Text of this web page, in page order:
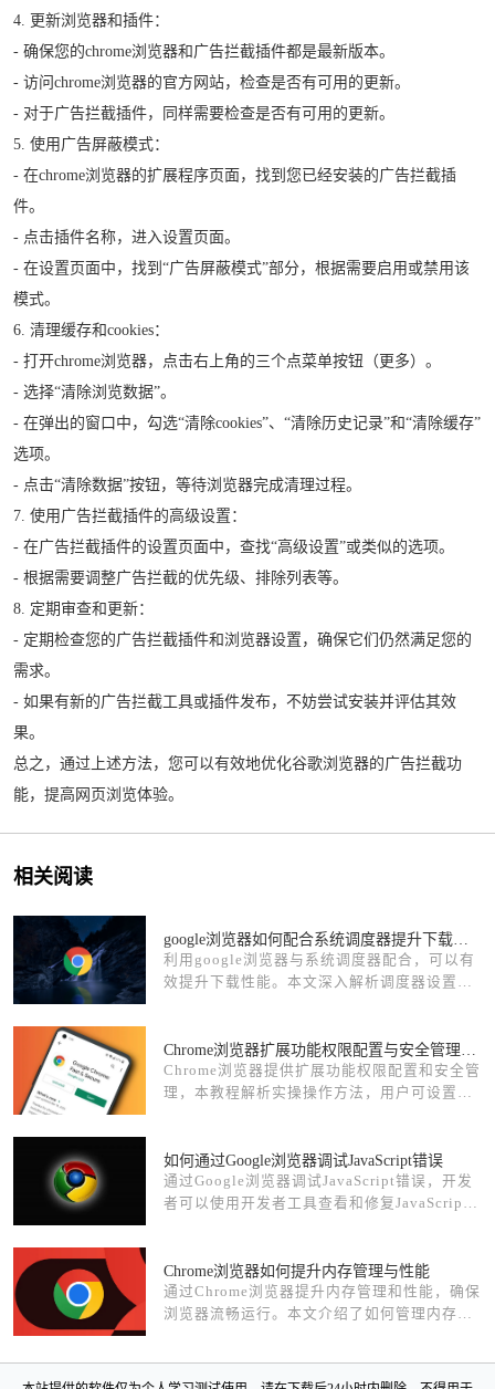
4. 更新浏览器和插件：
- 确保您的chrome浏览器和广告拦截插件都是最新版本。
- 访问chrome浏览器的官方网站，检查是否有可用的更新。
- 对于广告拦截插件，同样需要检查是否有可用的更新。
5. 使用广告屏蔽模式：
- 在chrome浏览器的扩展程序页面，找到您已经安装的广告拦截插
件。
- 点击插件名称，进入设置页面。
- 在设置页面中，找到“广告屏蔽模式”部分，根据需要启用或禁用该
模式。
6. 清理缓存和cookies：
- 打开chrome浏览器，点击右上角的三个点菜单按钮（更多）。
- 选择“清除浏览数据”。
- 在弹出的窗口中，勾选“清除cookies”、“清除历史记录”和“清除缓存”
选项。
- 点击“清除数据”按钮，等待浏览器完成清理过程。
7. 使用广告拦截插件的高级设置：
- 在广告拦截插件的设置页面中，查找“高级设置”或类似的选项。
- 根据需要调整广告拦截的优先级、排除列表等。
8. 定期审查和更新：
- 定期检查您的广告拦截插件和浏览器设置，确保它们仍然满足您的
需求。
- 如果有新的广告拦截工具或插件发布，不妨尝试安装并评估其效
果。
总之，通过上述方法，您可以有效地优化谷歌浏览器的广告拦截功
能，提高网页浏览体验。
相关阅读
google浏览器如何配合系统调度器提升下载性能
利用google浏览器与系统调度器配合，可以有
效提升下载性能。本文深入解析调度器设置及
Chrome浏览器扩展功能权限配置与安全管理操作实操教程解析
Chrome浏览器提供扩展功能权限配置和安全管
理，本教程解析实操操作方法，用户可设置插
如何通过Google浏览器调试JavaScript错误
通过Google浏览器调试JavaScript错误，开发
者可以使用开发者工具查看和修复JavaScript
Chrome浏览器如何提升内存管理与性能
通过Chrome浏览器提升内存管理和性能，确保
浏览器流畅运行。本文介绍了如何管理内存使